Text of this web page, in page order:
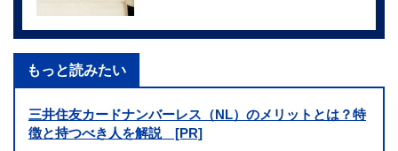
もっと読みたい
三井住友カードナンバーレス（NL）のメリットとは？特
徴と持つべき人を解説 [PR]